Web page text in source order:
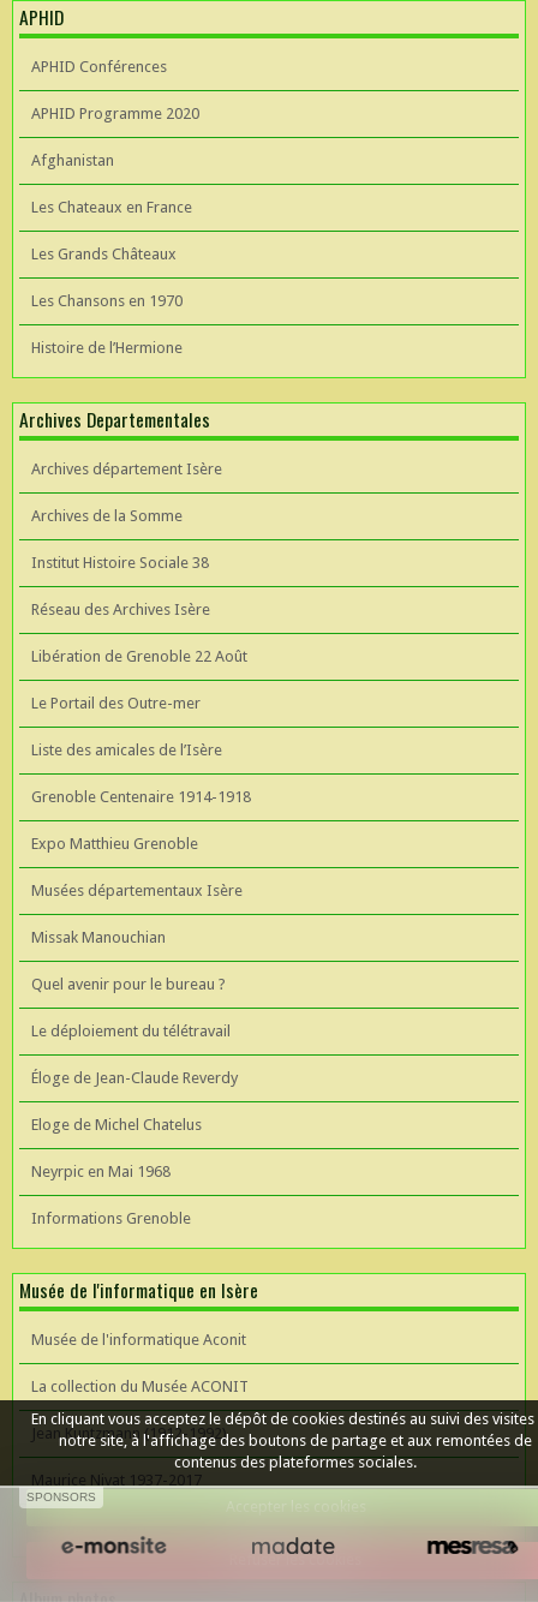
APHID
APHID Conférences
APHID Programme 2020
Afghanistan
Les Chateaux en France
Les Grands Châteaux
Les Chansons en 1970
Histoire de l’Hermione
Archives Departementales
Archives département Isère
Archives de la Somme
Institut Histoire Sociale 38
Réseau des Archives Isère
Libération de Grenoble 22 Août
Le Portail des Outre-mer
Liste des amicales de l’Isère
Grenoble Centenaire 1914-1918
Expo Matthieu Grenoble
Musées départementaux Isère
Missak Manouchian
Quel avenir pour le bureau ?
Le déploiement du télétravail
Éloge de Jean-Claude Reverdy
Eloge de Michel Chatelus
Neyrpic en Mai 1968
Informations Grenoble
Musée de l'informatique en Isère
Musée de l'informatique Aconit
La collection du Musée ACONIT
Jean Kuntzmann (1912-1992)
Maurice Nivat 1937-2017
SPONSORS
En cliquant vous acceptez le dépôt de cookies destinés au suivi des visites
notre site, à l'affichage des boutons de partage et aux remontées de
contenus des plateformes sociales.
Refuser les cookies